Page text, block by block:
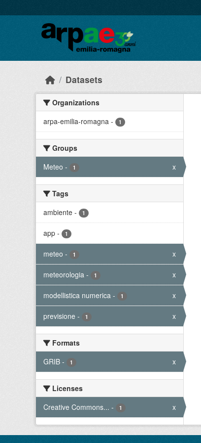
Datasets
Organizations
arpa-emilia-romagna - 1
Groups
Meteo - 1 x
Tags
ambiente - 1
app - 1
meteo - 1 x
meteorologia - 1 x
modellistica numerica - 1 x
previsione - 1 x
Formats
GRIB - 1 x
Licenses
Creative Commons... - 1 x